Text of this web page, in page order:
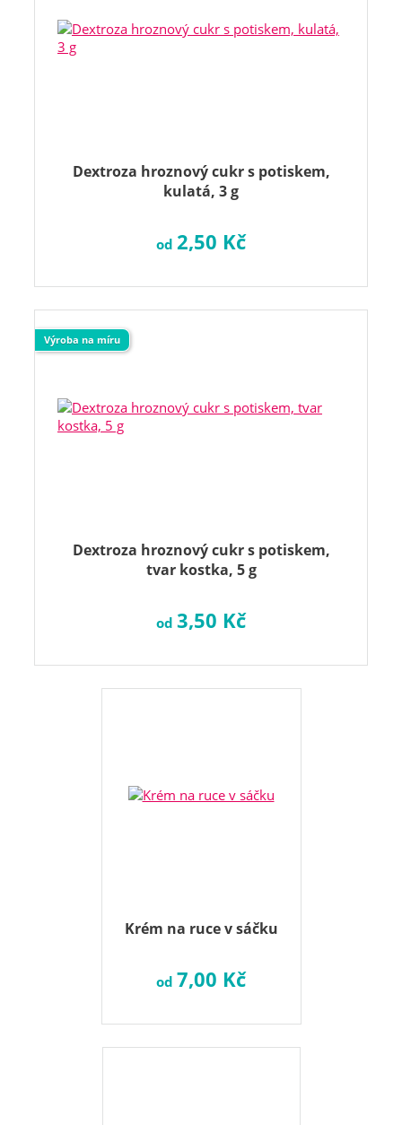
Dextroza hroznový cukr s potiskem,
kulatá, 3 g
od 2,50 Kč
Dextroza hroznový cukr s potiskem,
tvar kostka, 5 g
Výroba na míru
od 3,50 Kč
Krém na ruce v sáčku
od 7,00 Kč